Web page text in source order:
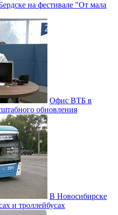
на фестивале "От мала
Офис ВТБ в
обновления
В Новосибирске
и троллейбусах